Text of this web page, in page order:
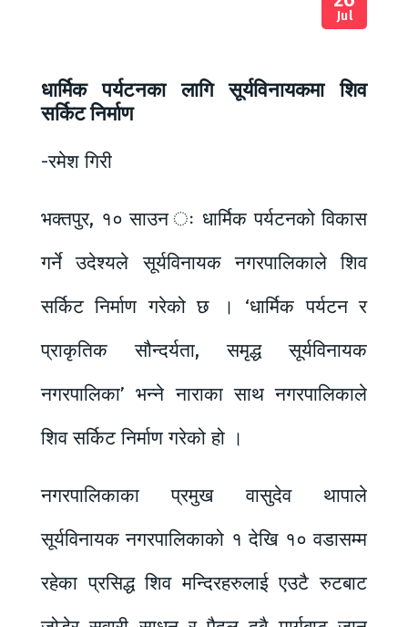
Jul
धार्मिक पर्यटनका लागि सूर्यविनायकमा शिव
सर्किट निर्माण
-रमेश गिरी
भक्तपुर, १० साउन ः धार्मिक पर्यटनको विकास
गर्ने उदेश्यले सूर्यविनायक नगरपालिकाले शिव
सर्किट निर्माण गरेको छ । ‘धार्मिक पर्यटन र
प्राकृतिक सौन्दर्यता, समृद्ध सूर्यविनायक
नगरपालिका’ भन्ने नाराका साथ नगरपालिकाले
शिव सर्किट निर्माण गरेको हो ।
नगरपालिकाका प्रमुख वासुदेव थापाले
सूर्यविनायक नगरपालिकाको १ देखि १० वडासम्म
रहेका प्रसिद्ध शिव मन्दिरहरुलाई एउटै रुटबाट